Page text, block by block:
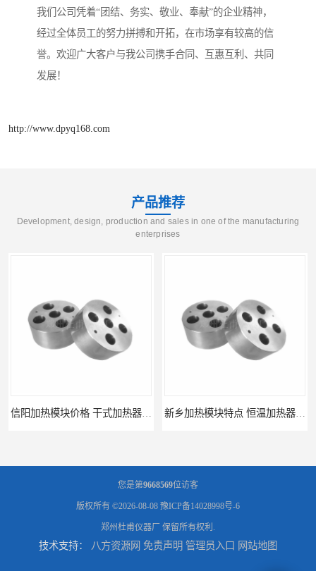
我们公司凭着“团结、务实、敬业、奉献”的企业精神，
经过全体员工的努力拼搏和开拓，在市场享有较高的信
誉。欢迎广大客户与我公司携手合同、互惠互利、共同
发展！
http://www.dpyq168.com
产品推荐
Development, design, production and sales in one of the manufacturing
enterprises
信阳加热模块价格 干式加热器 信誉好 新乡加热模块特点 恒温加热器 杜甫仪器
您是第9668569位访客
版权所有 ©2026-08-08 豫ICP备14028998号-6
郑州杜甫仪器厂 保留所有权利.
技术支持： 八方资源网 免责声明 管理员入口 网站地图